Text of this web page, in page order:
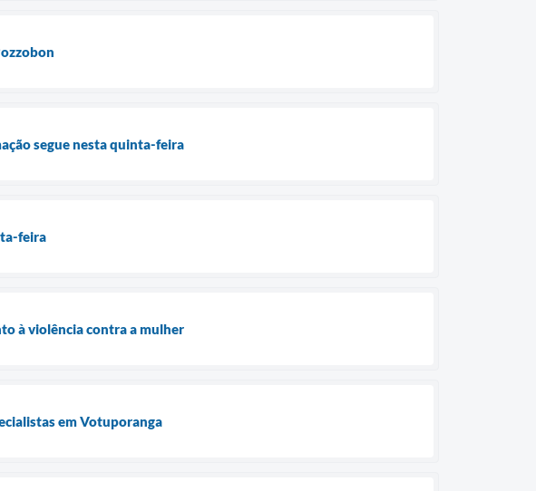
segue nesta quinta-feira
feira
à violência contra a mulher
em Votuporanga